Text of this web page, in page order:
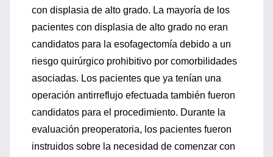
con displasia de alto grado. La mayoría de los
pacientes con displasia de alto grado no eran
candidatos para la esofagectomía debido a un
riesgo quirúrgico prohibitivo por comorbilidades
asociadas. Los pacientes que ya tenían una
operación antirreflujo efectuada también fueron
candidatos para el procedimiento. Durante la
evaluación preoperatoria, los pacientes fueron
instruidos sobre la necesidad de comenzar con